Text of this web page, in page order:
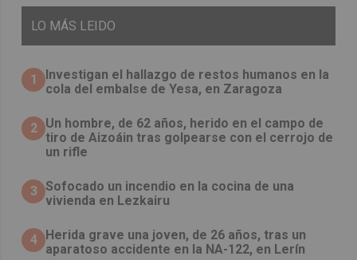
LO MÁS LEIDO
1
Investigan el hallazgo de restos humanos en la
cola del embalse de Yesa, en Zaragoza
2 Un hombre, de 62 años, herido en el campo de
tiro de Aizoáin tras golpearse con el cerrojo de
un rifle
3 Sofocado un incendio en la cocina de una
vivienda en Lezkairu
4 Herida grave una joven, de 26 años, tras un
aparatoso accidente en la NA-122, en Lerín